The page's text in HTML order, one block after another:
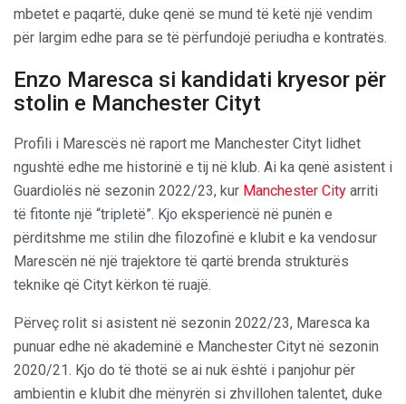
mbetet e paqartë, duke qenë se mund të ketë një vendim
për largim edhe para se të përfundojë periudha e kontratës.
Enzo Maresca si kandidati kryesor për
stolin e Manchester Cityt
Profili i Marescës në raport me Manchester Cityt lidhet
ngushtë edhe me historinë e tij në klub. Ai ka qenë asistent i
Guardiolës në sezonin 2022/23, kur Manchester City arriti
të fitonte një “tripletë”. Kjo eksperiencë në punën e
përditshme me stilin dhe filozofinë e klubit e ka vendosur
Marescën në një trajektore të qartë brenda strukturës
teknike që Cityt kërkon të ruajë.
Përveç rolit si asistent në sezonin 2022/23, Maresca ka
punuar edhe në akademinë e Manchester Cityt në sezonin
2020/21. Kjo do të thotë se ai nuk është i panjohur për
ambientin e klubit dhe mënyrën si zhvillohen talentet, duke